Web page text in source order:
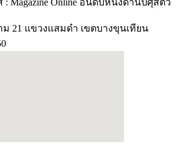
Magazine Online อันดับหนึ่งด้านปศุสัตว์
ม 21 แขวงแสมดำ เขตบางขุนเทียน